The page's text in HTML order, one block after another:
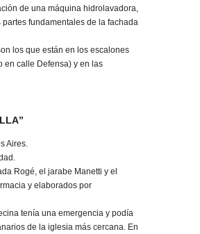
de una máquina hidrolavadora,
fundamentales de la fachada
los que están en los escalones
en calle Defensa) y en las
Aires.
Rogé, el jarabe Manetti y el
y elaborados por
tenía una emergencia y podía
de la iglesia más cercana. En